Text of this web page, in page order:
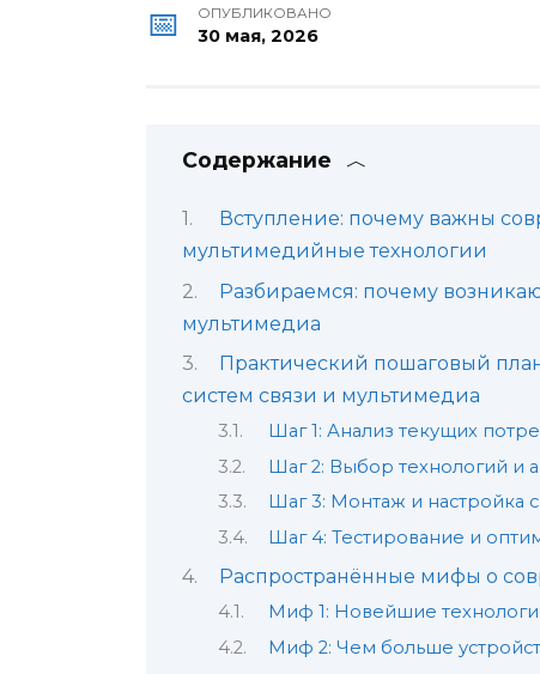
ОПУБЛИКОВАНО
30 мая, 2026
Содержание
Вступление: почему важны
мультимедийные технологии
Разбираемся: почему
мультимедиа
Практический пошаговый
систем связи и мультимедиа
Шаг 1: Анализ текущих
Шаг 2: Выбор технологий и
Шаг 3: Монтаж и настройка
Шаг 4: Тестирование и
Распространённые мифы о
Миф 1: Новейшие
Миф 2: Чем больше